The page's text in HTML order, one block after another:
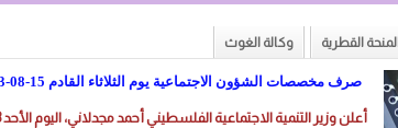
المنحة القطرية وكالة الغوث
صرف مخصصات الشؤون الاجتماعية يوم الثلاثاء القادم 15-08-2023
أعلن وزير التنمية الاجتماعية الفلسطيني أحمد مجدلاني، اليوم الأحد 13 أغسطس 2023،...